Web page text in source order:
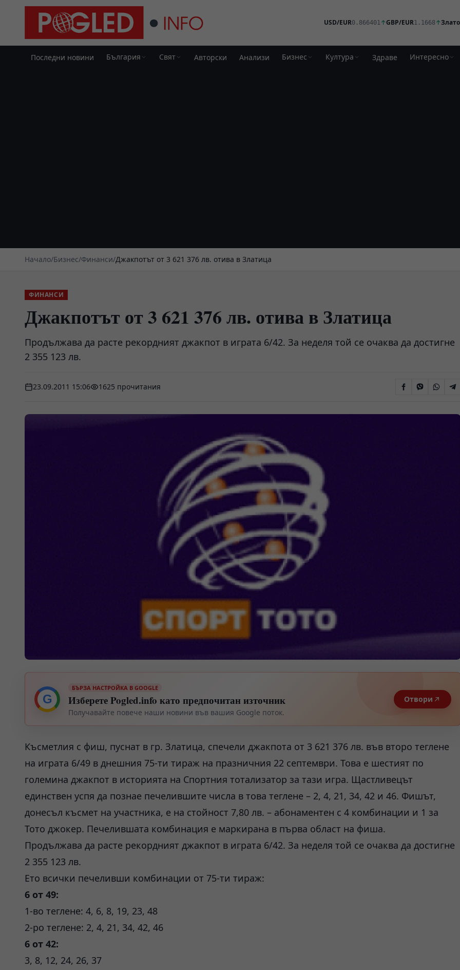
USD/EUR0.866401↑GBP/EUR1.1668↑Злато
Последни новини България Свят Авторски Анализи Бизнес Култура Здраве Интересно
Начало/Бизнес/Финанси/Джакпотът от 3 621 376 лв. отива в Златица
ФИНАНСИ
Джакпотът от 3 621 376 лв. отива в Златица
Продължава да расте рекордният джакпот в играта 6/42. За неделя той се очаква да достигне
2 355 123 лв.
23.09.2011 15:06 1625 прочитания
G
БЪРЗА НАСТРОЙКА В GOOGLE
Изберете Pogled.info като предпочитан източник
Получавайте повече наши новини във вашия Google поток.
Отвори
Късметлия с фиш, пуснат в гр. Златица, спечели джакпота от 3 621 376 лв. във второ теглене
на играта 6/49 в днешния 75-ти тираж на празничния 22 септември. Това е шестият по
големина джакпот в историята на Спортния тотализатор за тази игра. Щастливецът
единствен успя да познае печелившите числа в това теглене – 2, 4, 21, 34, 42 и 46. Фишът,
донесъл късмет на участника, е на стойност 7,80 лв. – абонаментен с 4 комбинации и 1 за
Тото джокер. Печелившата комбинация е маркирана в първа област на фиша.
Продължава да расте рекордният джакпот в играта 6/42. За неделя той се очаква да достигне
2 355 123 лв.
Ето всички печеливши комбинации от 75-ти тираж:
6 от 49:
1-во теглене: 4, 6, 8, 19, 23, 48
2-ро теглене: 2, 4, 21, 34, 42, 46
6 от 42:
3, 8, 12, 24, 26, 37